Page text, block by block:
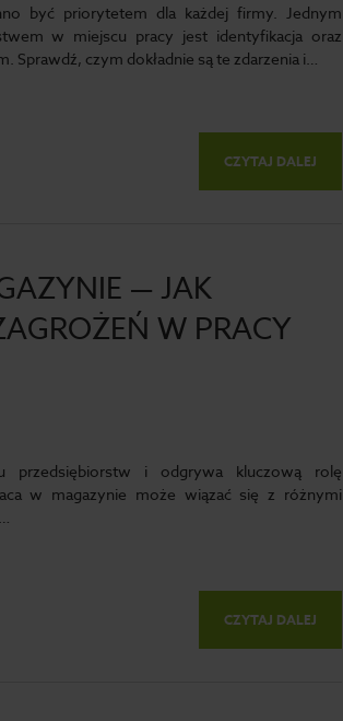
być priorytetem dla każdej firmy. Jednym
w miejscu pracy jest identyfikacja oraz
czym dokładnie są te zdarzenia i…
CZYTAJ DALEJ
— JAK
W PRACY
przedsiębiorstw i odgrywa kluczową rolę
w magazynie może wiązać się z różnymi
CZYTAJ DALEJ